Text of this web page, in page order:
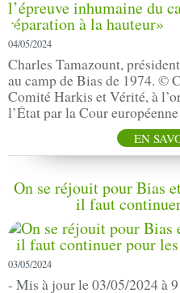
04/05/2024
Charles Tamazount,
au camp de Bias de 1974. ©
Comité Harkis et Vérité, à
l’État par la Cour européenne
EN
On se réjouit pour Bias
il faut
03/05/2024
- Mis à jour le 03/05/2024 à